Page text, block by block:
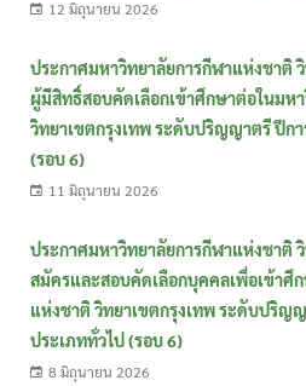
12 มิถุนายน 2026
ประกาศมหาวิทยาลัยการกีฬาแห่งชาติ
ผู้มีสิทธิ์สอบคัดเลือกเข้าศึกษาต่อในมห
วิทยาเขตกรุงเทพ ระดับปริญญาตรี ปีก
(รอบ 6)
11 มิถุนายน 2026
ประกาศมหาวิทยาลัยการกีฬาแห่งชาติ วิ
สมัครและสอบคัดเลือกบุคคลเพื่อเข้าศึ
แห่งชาติ วิทยาเขตกรุงเทพ ระดับปริญ
ประเภททั่วไป (รอบ 6)
8 มิถุนายน 2026